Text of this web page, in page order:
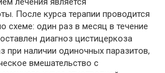
После курса терапии проводится
схеме: один раз в месяц в течение
диагноз цистицеркоза
при наличии одиночных паразитов,
вмешательство с